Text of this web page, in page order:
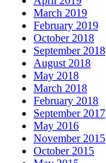
March 2019
February 2019
October 2018
September 2018
August 2018
May 2018
March 2018
February 2018
September 2017
May 2016
November 2015
October 2015